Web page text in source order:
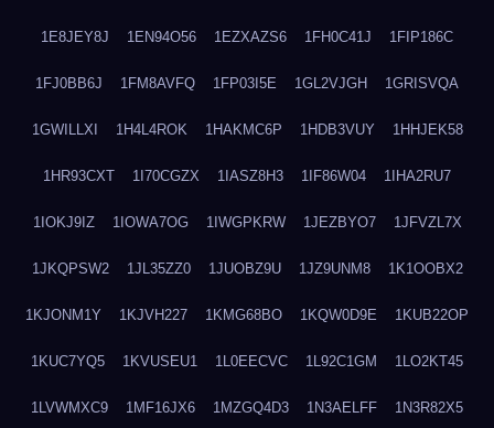
1E8JEY8J 1EN94O56 1EZXAZS6 1FH0C41J 1FIP186C
1FJ0BB6J 1FM8AVFQ 1FP03I5E 1GL2VJGH 1GRISVQA
1GWILLXI 1H4L4ROK 1HAKMC6P 1HDB3VUY 1HHJEK58
1HR93CXT 1I70CGZX 1IASZ8H3 1IF86W04 1IHA2RU7
1IOKJ9IZ 1IOWA7OG 1IWGPKRW 1JEZBYO7 1JFVZL7X
1JKQPSW2 1JL35ZZ0 1JUOBZ9U 1JZ9UNM8 1K1OOBX2
1KJONM1Y 1KJVH227 1KMG68BO 1KQW0D9E 1KUB22OP
1KUC7YQ5 1KVUSEU1 1L0EECVC 1L92C1GM 1LO2KT45
1LVWMXC9 1MF16JX6 1MZGQ4D3 1N3AELFF 1N3R82X5